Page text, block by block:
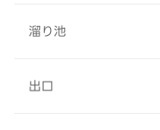
溜り池
出口